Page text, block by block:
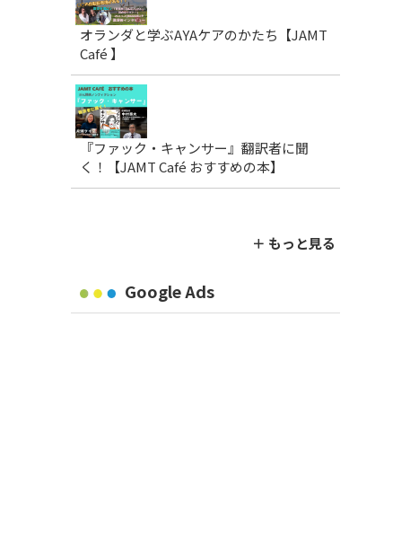
オランダと学ぶAYAケアのかたち【JAMT
Café 】
『ファック・キャンサー』翻訳者に聞
く！【JAMT Café おすすめの本】
＋ もっと見る
Google Ads